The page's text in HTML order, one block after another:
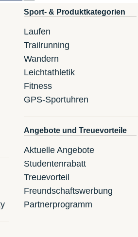
Sport- & Produktkategorien
Laufen
Trailrunning
Wandern
Leichtathletik
Fitness
GPS-Sportuhren
Angebote und Treuevorteile
Aktuelle Angebote
Studentenrabatt
Treuevorteil
Freundschaftswerbung
Partnerprogramm